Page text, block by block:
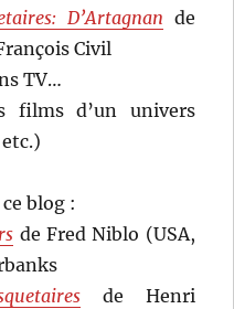
D’Artagnan de
Civil
TV…
films d’un univers
blog :
de Fred Niblo (USA,
de Henri